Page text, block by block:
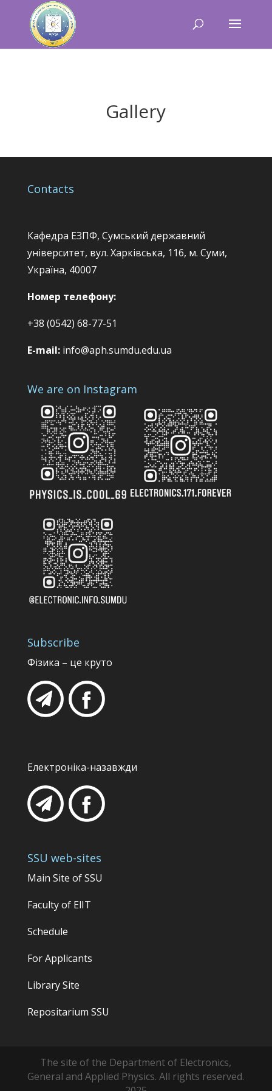
Gallery
Contacts
Кафедра ЕЗПФ, Сумський державний
університет, вул. Харківська, 116, м. Суми,
Україна, 40007
Номер телефону:
+38 (0542) 68-77-51
E-mail:info@aph.sumdu.edu.ua
We are on Instagram
Subscribe
Фізика – це круто
Електроніка-назавжди
SSU web-sites
Main Site ofSSU
Faculty ofЕlІТ
Schedule
For Applicants
Library Site
Repositarium SSU
The site of the Department of Electronics,
General and Applied Physics. All rights reserved.